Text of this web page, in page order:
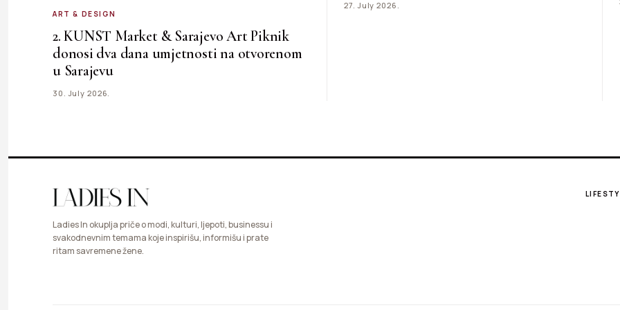
ART & DESIGN
2. KUNST Market & Sarajevo Art Piknik
donosi dva dana umjetnosti na otvorenom
u Sarajevu
30. July 2026.
27. July 2026.
Ladies In okuplja priče o modi, kulturi, ljepoti, businessu i
svakodnevnim temama koje inspirišu, informišu i prate
ritam savremene žene.